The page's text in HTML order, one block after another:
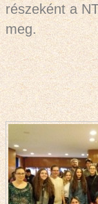
részeként a
meg.